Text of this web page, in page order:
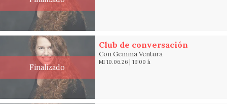
Finalizado
Club de conversación
Con Gemma Ventura
MI 10.06.26| 19:00 h